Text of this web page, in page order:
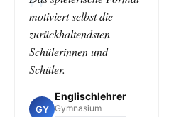
motiviert selbst die
zurückhaltendsten
Schülerinnen und
Schüler.
GY
Englischlehrer
Gymnasium